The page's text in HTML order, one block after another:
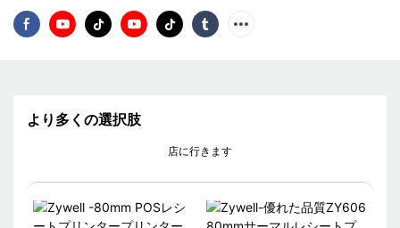
より多くの選択肢
店に行きます